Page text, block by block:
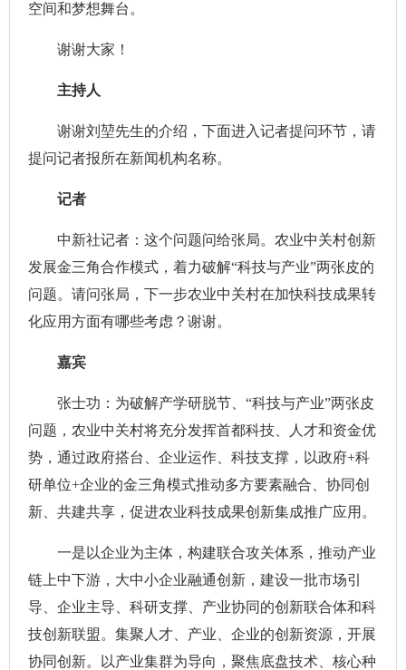
空间和梦想舞台。
谢谢大家！
主持人
谢谢刘堃先生的介绍，下面进入记者提问环节，请
提问记者报所在新闻机构名称。
记者
中新社记者：这个问题问给张局。农业中关村创新
发展金三角合作模式，着力破解“科技与产业”两张皮的
问题。请问张局，下一步农业中关村在加快科技成果转
化应用方面有哪些考虑？谢谢。
嘉宾
张士功：为破解产学研脱节、“科技与产业”两张皮
问题，农业中关村将充分发挥首都科技、人才和资金优
势，通过政府搭台、企业运作、科技支撑，以政府+科
研单位+企业的金三角模式推动多方要素融合、协同创
新、共建共享，促进农业科技成果创新集成推广应用。
一是以企业为主体，构建联合攻关体系，推动产业
链上中下游，大中小企业融通创新，建设一批市场引
导、企业主导、科研支撑、产业协同的创新联合体和科
技创新联盟。集聚人才、产业、企业的创新资源，开展
协同创新。以产业集群为导向，聚焦底盘技术、核心种